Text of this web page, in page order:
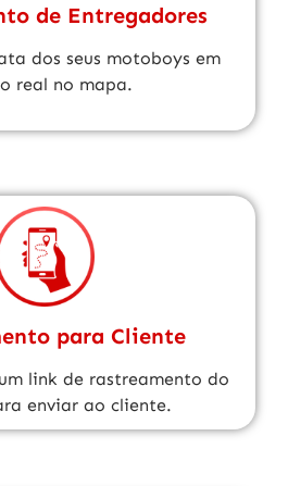
de Entregadores
dos seus motoboys em
real no mapa.
para Cliente
link de rastreamento do
enviar ao cliente.